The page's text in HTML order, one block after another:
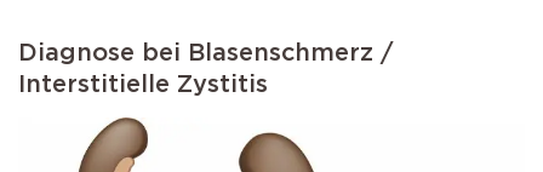
Diagnose bei Blasenschmerz /
Interstitielle Zystitis